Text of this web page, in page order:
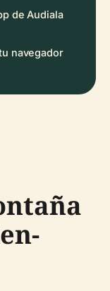
de Audiala
navegador